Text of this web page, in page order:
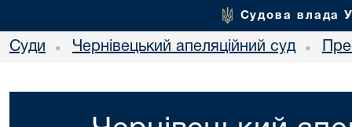
Судова влада
Суди • Чернівецький апеляційний суд •